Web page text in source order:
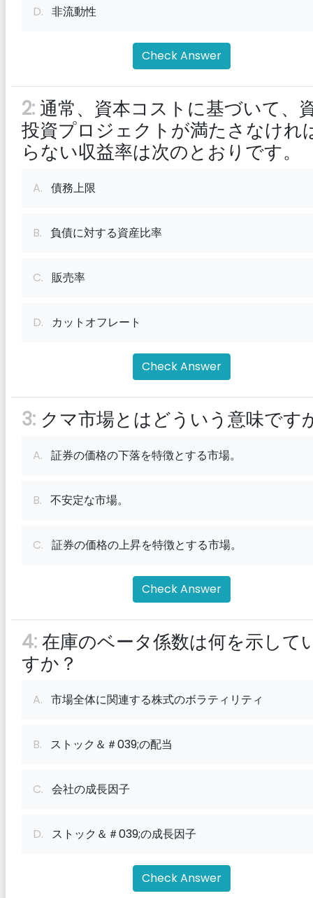
D. 非流動性
Check Answer
2: 通常、資本コストに基づいて、
投資プロジェクトが満たさなけれ
らない収益率は次のとおりです。
A. 債務上限
B. 負債に対する資産比率
C. 販売率
D. カットオフレート
Check Answer
3: クマ市場とはどういう意味です
A. 証券の価格の下落を特徴とする市場。
B. 不安定な市場。
C. 証券の価格の上昇を特徴とする市場。
Check Answer
4:在庫のベータ係数は何を示して
すか？
A. 市場全体に関連する株式のボラティリティ
B. ストック＆＃039;の配当
C. 会社の成長因子
D. ストック＆＃039;の成長因子
Check Answer